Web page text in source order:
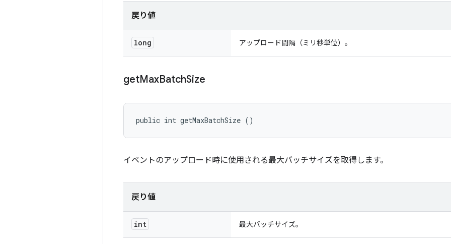
戻り値
long アップロード間隔（ミリ秒単位）。
getMaxBatchSize
public int getMaxBatchSize ()
イベントのアップロード時に使用される最大バッチサイズを取得します。
戻り値
int 最大バッチサイズ。